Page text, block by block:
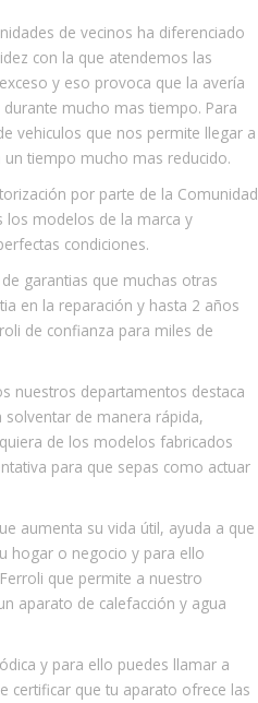
de vecinos ha diferenciado
con la que atendemos las
y eso provoca que la avería
mucho mas tiempo. Para
vehiculos que nos permite llegar a
tiempo mucho mas reducido.
por parte de la Comunidad
los modelos de la marca y
condiciones.
garantias que muchas otras
en la reparación y hasta 2 años
de confianza para miles de
nuestros departamentos destaca
de manera rápida,
de los modelos fabricados
para que sepas como actuar
aumenta su vida útil, ayuda a que
hogar o negocio y para ello
que permite a nuestro
aparato de calefacción y agua
y para ello puedes llamar a
certificar que tu aparato ofrece las